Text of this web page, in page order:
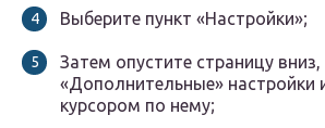
Выберите пункт «Настройки»;
Затем опустите страницу
«Дополнительные» настройки
курсором по нему;